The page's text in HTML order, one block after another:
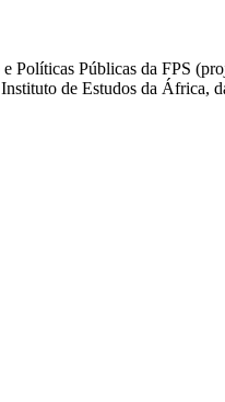
Políticas Públicas da FPS
de Estudos da África,